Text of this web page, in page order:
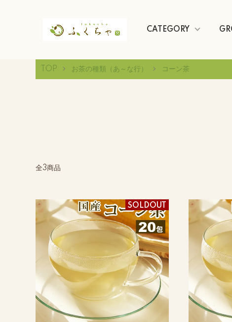
CATEGORY
TOP お茶の種類（あ～な行） コーン茶
全3商品
SOLDOUT